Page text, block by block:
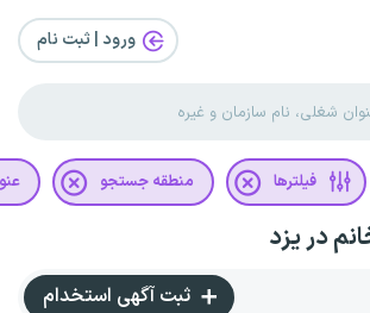
ورود | ثبت‌ نام
فیلترها منطقه جستجو
در یزد
ثبت آگهی استخدام